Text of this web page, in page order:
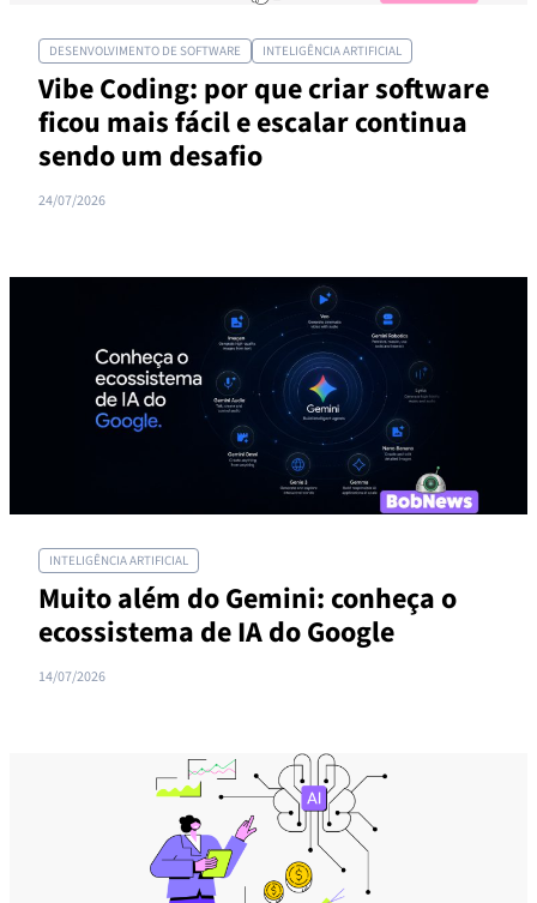
DESENVOLVIMENTO DE SOFTWARE INTELIGÊNCIA ARTIFICIAL
Vibe Coding: por que criar software
ficou mais fácil e escalar continua
sendo um desafio
24/07/2026
INTELIGÊNCIA ARTIFICIAL
Muito além do Gemini: conheça o
ecossistema de IA do Google
14/07/2026